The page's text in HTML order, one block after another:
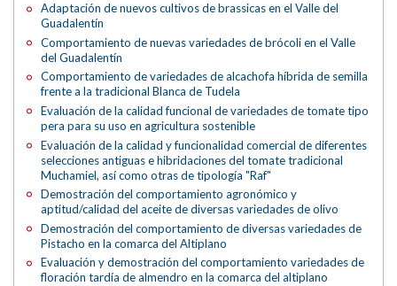
Adaptación de nuevos cultivos de brassicas en el Valle del
Guadalentín
Comportamiento de nuevas variedades de brócoli en el Valle
del Guadalentín
Comportamiento de variedades de alcachofa híbrida de semilla
frente a la tradicional Blanca de Tudela
Evaluación de la calidad funcional de variedades de tomate tipo
pera para su uso en agricultura sostenible
Evaluación de la calidad y funcionalidad comercial de diferentes
selecciones antiguas e hibridaciones del tomate tradicional
Muchamiel, así como otras de tipología "Raf"
Demostración del comportamiento agronómico y
aptitud/calidad del aceite de diversas variedades de olivo
Demostración del comportamiento de diversas variedades de
Pistacho en la comarca del Altiplano
Evaluación y demostración del comportamiento variedades de
floración tardía de almendro en la comarca del altiplano